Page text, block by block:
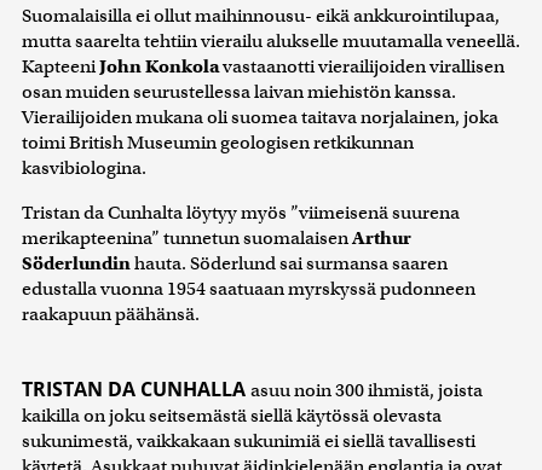
Suomalaisilla ei ollut maihinnousu- eikä ankkurointilupaa,
mutta saarelta tehtiin vierailu alukselle muutamalla veneellä.
KapteeniJohn Konkolavastaanotti vierailijoiden virallisen
osan muiden seurustellessa laivan miehistön kanssa.
Vierailijoiden mukana oli suomea taitava norjalainen, joka
toimi British Museumin geologisen retkikunnan
kasvibiologina.
Tristan da Cunhalta löytyy myös ”viimeisenä suurena
merikapteenina” tunnetun suomalaisenArthur
Söderlundinhauta. Söderlund sai surmansa saaren
edustalla vuonna 1954 saatuaan myrskyssä pudonneen
raakapuun päähänsä.
TRISTAN DA CUNHALLA asuu noin 300 ihmistä, joista
kaikilla on joku seitsemästä siellä käytössä olevasta
sukunimestä, vaikkakaan sukunimiä ei siellä tavallisesti